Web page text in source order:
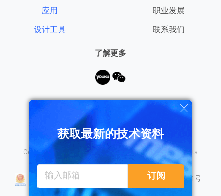
应用
设计工具
职业发展
联系我们
了解更多
需要帮助？
Copyright © 2026 Monolithic Power Systems, Inc. All rights
沪公网安备 31010402008155号
沪ICP备18023031号
隐私保护
销售条款 法律声明
获取最新的技术资料
订阅